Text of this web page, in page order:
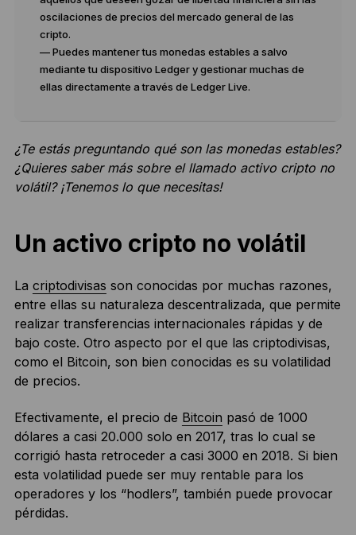
oscilaciones de precios del mercado general de las
cripto.
— Puedes mantener tus monedas estables a salvo
mediante tu dispositivo Ledger y gestionar muchas de
ellas directamente a través de Ledger Live.
¿Te estás preguntando qué son las monedas estables?
¿Quieres saber más sobre el llamado activo cripto no
volátil? ¡Tenemos lo que necesitas!
Un activo cripto no volátil
La criptodivisas son conocidas por muchas razones,
entre ellas su naturaleza descentralizada, que permite
realizar transferencias internacionales rápidas y de
bajo coste. Otro aspecto por el que las criptodivisas,
como el Bitcoin, son bien conocidas es su volatilidad
de precios.
Efectivamente, el precio de Bitcoin pasó de 1000
dólares a casi 20.000 solo en 2017, tras lo cual se
corrigió hasta retroceder a casi 3000 en 2018. Si bien
esta volatilidad puede ser muy rentable para los
operadores y los “hodlers”, también puede provocar
pérdidas.